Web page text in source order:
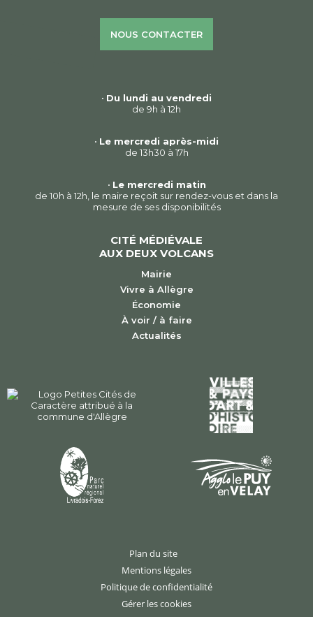
NOUS CONTACTER
• Du lundi au vendredi
de 9h à 12h
• Le mercredi après-midi
de 13h30 à 17h
• Le mercredi matin
de 10h à 12h, le maire reçoit sur rendez-vous et dans la
mesure de ses disponibilités
CITÉ MÉDIÉVALE
AUX DEUX VOLCANS
Mairie
Vivre à Allègre
Économie
À voir / à faire
Actualités
Plan du site
Mentions légales
Politique de confidentialité
Gérer les cookies